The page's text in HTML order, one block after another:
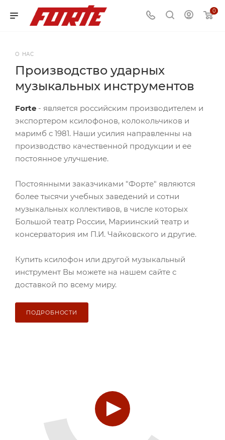
0
О НАС
Производство ударных
музыкальных инструментов
Forte - является российским производителем и
экспортером ксилофонов, колокольчиков и
маримб с 1981. Наши усилия направленны на
производство качественной продукции и ее
постоянное улучшение.
Постоянными заказчиками "Форте" являются
более тысячи учебных заведений и сотни
музыкальных коллективов, в числе которых
Большой театр России, Мариинский театр и
консерватория им П.И. Чайковского и другие.
Купить ксилофон или другой музыкальный
инструмент Вы можете на нашем сайте с
доставкой по всему миру.
ПОДРОБНОСТИ